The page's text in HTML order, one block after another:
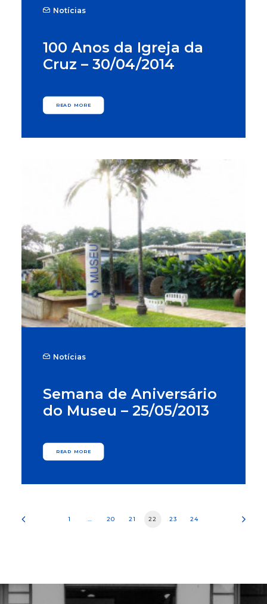
Notícias
100 Anos da Igreja da
Cruz – 30/04/2014
READ MORE
Notícias
Semana de Aniversário
do Museu – 25/05/2013
READ MORE
1 20 21 22 23 24